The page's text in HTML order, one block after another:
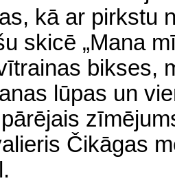
kā ar pirkstu
skicē „Mana
bikses,
lūpas un
Čikāgas